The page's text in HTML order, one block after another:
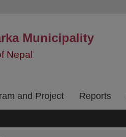
Municipality
Nepal
and Project Reports